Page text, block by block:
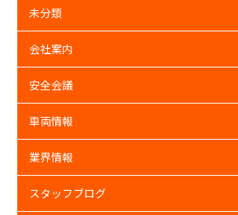
未分類
会社案内
安全会議
車両情報
業界情報
スタッフブログ